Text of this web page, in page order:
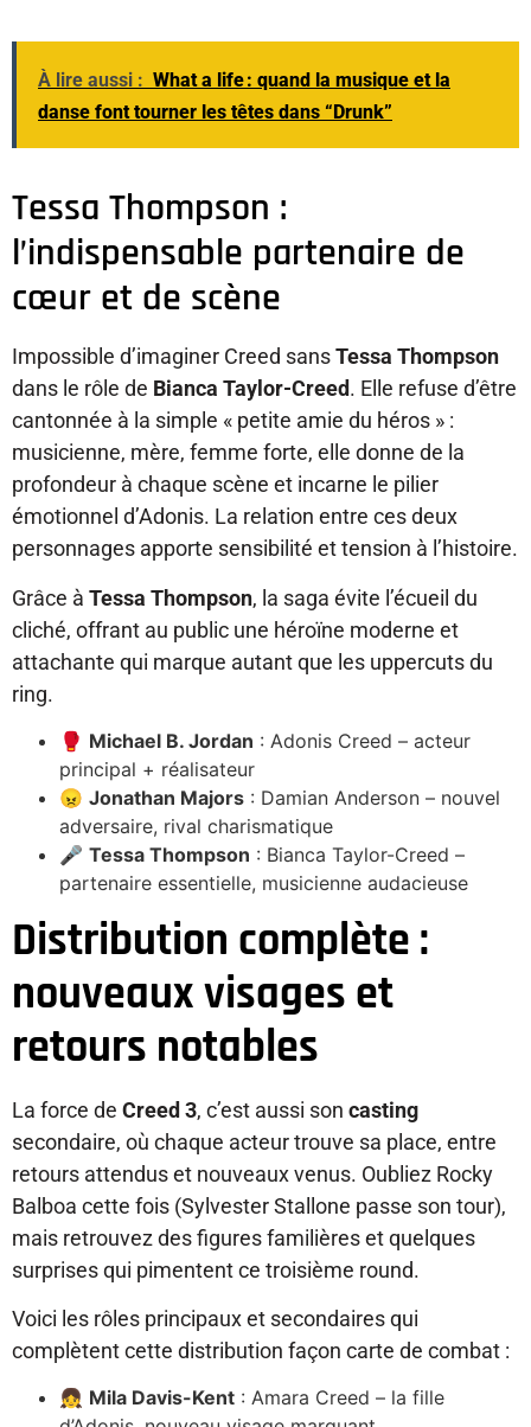
À lire aussi : What a life : quand la musique et la
danse font tourner les têtes dans “Drunk”
Tessa Thompson :
l’indispensable partenaire de
cœur et de scène
Impossible d’imaginer Creed sansTessa Thompson
dans le rôle de Bianca Taylor-Creed. Elle refuse d’être
cantonnée à la simple « petite amie du héros » :
musicienne, mère, femme forte, elle donne de la
profondeur à chaque scène et incarne le pilier
émotionnel d’Adonis. La relation entre ces deux
personnages apporte sensibilité et tension à l’histoire.
Grâce à Tessa Thompson, la saga évite l’écueil du
cliché, offrant au public une héroïne moderne et
attachante qui marque autant que les uppercuts du
ring.
🥊 Michael B. Jordan : Adonis Creed – acteur
principal + réalisateur
😠 Jonathan Majors : Damian Anderson – nouvel
adversaire, rival charismatique
🎤 Tessa Thompson : Bianca Taylor-Creed –
partenaire essentielle, musicienne audacieuse
Distribution complète :
nouveaux visages et
retours notables
La force de Creed 3, c’est aussi son casting
secondaire, où chaque acteur trouve sa place, entre
retours attendus et nouveaux venus. Oubliez Rocky
Balboa cette fois (Sylvester Stallone passe son tour),
mais retrouvez des figures familières et quelques
surprises qui pimentent ce troisième round.
Voici les rôles principaux et secondaires qui
complètent cette distribution façon carte de combat :
👧 Mila Davis-Kent : Amara Creed – la fille